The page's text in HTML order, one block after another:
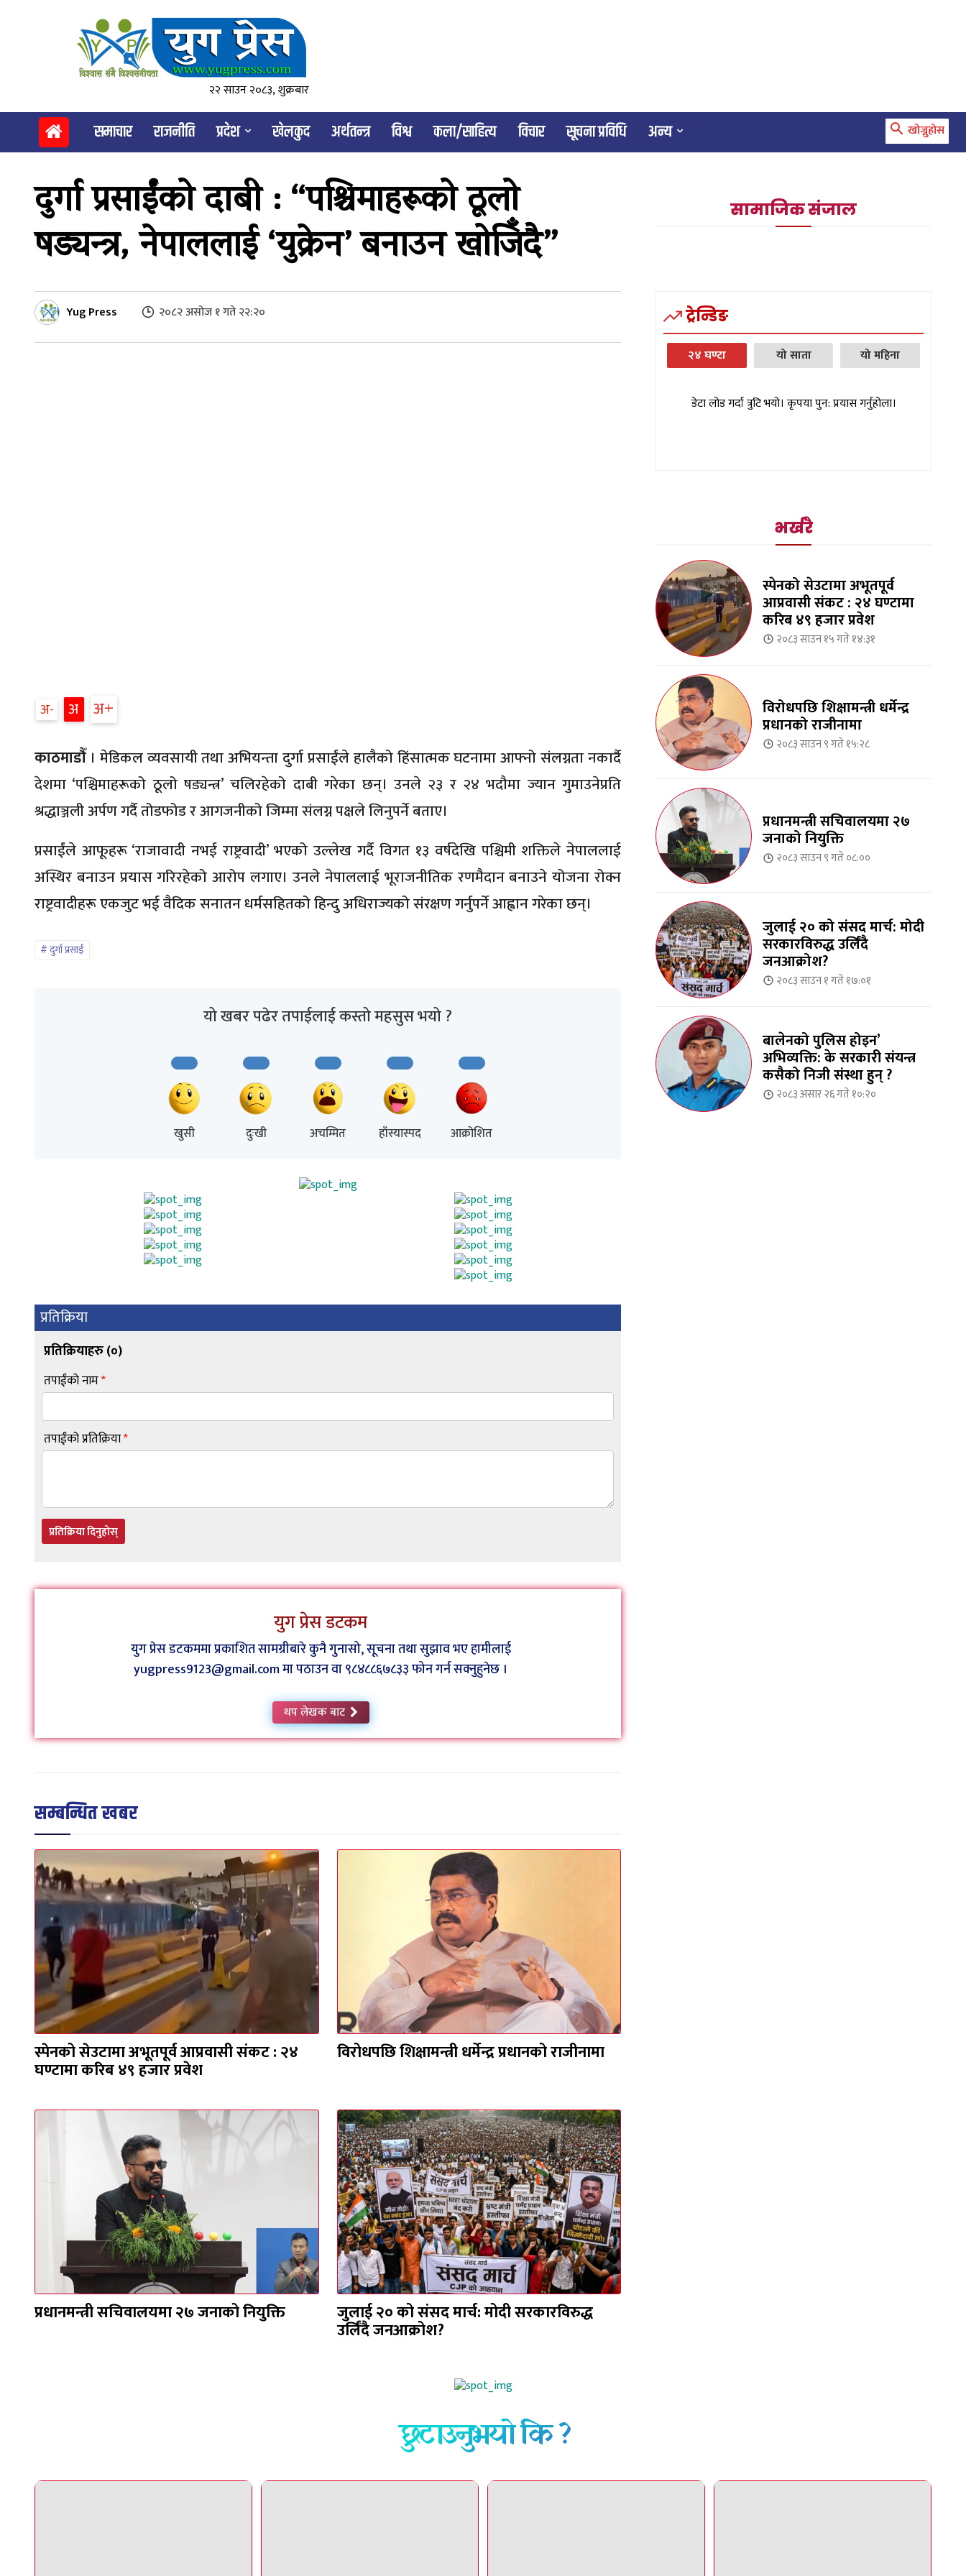
२२ साउन २०८३, शुक्रबार
समाचार राजनीति प्रदेश खेलकुद अर्थतन्त्र विश्व कला/साहित्य विचार सूचना प्रविधि अन्य खोज्नुहोस
दुर्गा प्रसाईंको दाबी : “पश्चिमाहरूको ठूलो
षड्यन्त्र, नेपाललाई ‘युक्रेन’ बनाउन खोजिँदै”
Yug Press २०८२ असोज १ गते २२:२०
अ अ अ
काठमाडौँ। मेडिकल व्यवसायी तथा अभियन्ता दुर्गा प्रसाईंले हालैको हिंसात्मक घटनामा आफ्नो संलग्नता नकार्दै
देशमा ‘पश्चिमाहरूको ठूलो षड्यन्त्र’ चलिरहेको दाबी गरेका छन्। उनले २३ र २४ भदौमा ज्यान गुमाउनेप्रति
श्रद्धाञ्जली अर्पण गर्दै तोडफोड र आगजनीको जिम्मा संलग्न पक्षले लिनुपर्ने बताए।
प्रसाईंले आफूहरू ‘राजावादी नभई राष्ट्रवादी’ भएको उल्लेख गर्दै विगत १३ वर्षदेखि पश्चिमी शक्तिले नेपाललाई
अस्थिर बनाउन प्रयास गरिरहेको आरोप लगाए। उनले नेपाललाई भूराजनीतिक रणमैदान बनाउने योजना रोक्न
राष्ट्रवादीहरू एकजुट भई वैदिक सनातन धर्मसहितको हिन्दु अधिराज्यको संरक्षण गर्नुपर्ने आह्वान गरेका छन्।
दुर्गा प्रसाई
यो खबर पढेर तपाईलाई कस्तो महसुस भयो ?
खुसी दुःखी अचम्मित हाँस्यास्पद आक्रोशित
प्रतिक्रिया
प्रतिक्रियाहरु (०)
तपाईंको नाम*
तपाईंको प्रतिक्रिया*
प्रतिक्रिया दिनुहोस्
युग प्रेस डटकम
युग प्रेस डटकममा प्रकाशित सामग्रीबारे कुनै गुनासो, सूचना तथा सुझाव भए हामीलाई
yugpress9123@gmail.com मा पठाउन वा ९८४८८६७८३३ फोन गर्न सक्नुहुनेछ ।
थप लेखक बाट
सम्बन्धित खबर
स्पेनको सेउटामा अभूतपूर्व आप्रवासी संकट : २४
घण्टामा करिब ४९ हजार प्रवेश
विरोधपछि शिक्षामन्त्री धर्मेन्द्र प्रधानको राजीनामा
प्रधानमन्त्री सचिवालयमा २७ जनाको नियुक्ति जुलाई २० को संसद मार्च: मोदी सरकारविरुद्ध
उर्लिंदै जनआक्रोश?
सामाजिक संजाल
ट्रेन्डिङ
२४ घण्टा यो साता यो महिना
डेटा लोड गर्दा त्रुटि भयो। कृपया पुन: प्रयास गर्नुहोला।
भर्खरै
स्पेनको सेउटामा अभूतपूर्व
आप्रवासी संकट : २४ घण्टामा
करिब ४९ हजार प्रवेश
२०८३ साउन १५ गते १४:३१
विरोधपछि शिक्षामन्त्री धर्मेन्द्र
प्रधानको राजीनामा
२०८३ साउन ९ गते १५:२८
प्रधानमन्त्री सचिवालयमा २७
जनाको नियुक्ति
२०८३ साउन ९ गते ०८:००
जुलाई २० को संसद मार्च: मोदी
सरकारविरुद्ध उर्लिंदै
जनआक्रोश?
२०८३ साउन १ गते १७:०१
बालेनको पुलिस होइन’
अभिव्यक्ति: के सरकारी संयन्त्र
कसैको निजी संस्था हुन् ?
२०८३ असार २६ गते १०:२०
छुटाउनुभयो कि ?